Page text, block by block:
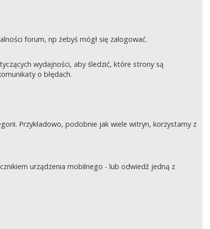
forum, np żebyś mógł się zalogować.
wydajności, aby śledzić, które strony są
o błędach.
Przykładowo, podobnie jak wiele witryn, korzystamy z
urządzenia mobilnego - lub odwiedź jedną z